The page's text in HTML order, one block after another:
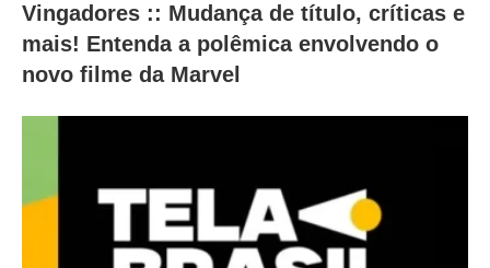
c
o
ú
Vingadores :: Mudança de título, críticas e
mais! Entenda a polêmica envolvendo o
novo filme da Marvel